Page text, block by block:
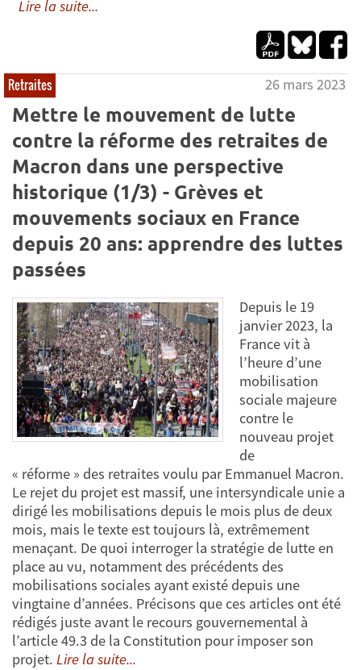
Lire la suite...
Retraites 26 mars 2023
Mettre le mouvement de lutte
contre la réforme des retraites de
Macron dans une perspective
historique (1/3) - Grèves et
mouvements sociaux en France
depuis 20 ans: apprendre des luttes
passées
Depuis le 19
janvier 2023, la
France vit à
l’heure d’une
mobilisation
sociale majeure
contre le
nouveau projet
de
« réforme » des retraites voulu par Emmanuel Macron.
Le rejet du projet est massif, une intersyndicale unie a
dirigé les mobilisations depuis le mois plus de deux
mois, mais le texte est toujours là, extrêmement
menaçant. De quoi interroger la stratégie de lutte en
place au vu, notamment des précédents des
mobilisations sociales ayant existé depuis une
vingtaine d’années. Précisons que ces articles ont été
rédigés juste avant le recours gouvernemental à
l’article 49.3 de la Constitution pour imposer son
projet. Lire la suite...